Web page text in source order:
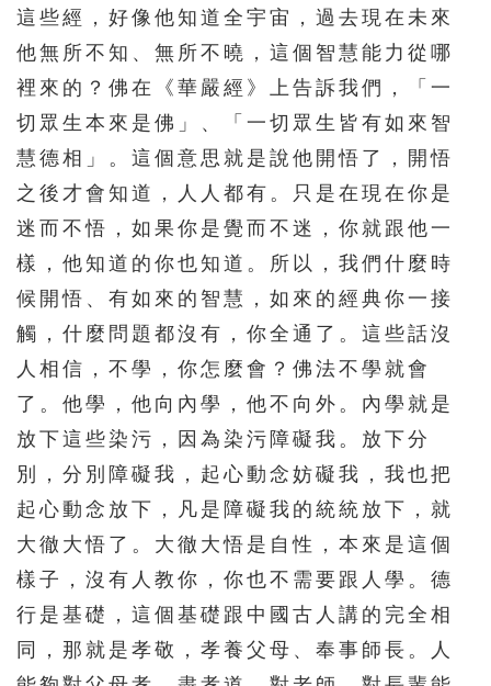
這些經，好像他知道全宇宙，過去現在未來
他無所不知、無所不曉，這個智慧能力從哪
裡來的？佛在《華嚴經》上告訴我們，「一
切眾生本來是佛」、「一切眾生皆有如來智
慧德相」。這個意思就是說他開悟了，開悟
之後才會知道，人人都有。只是在現在你是
迷而不悟，如果你是覺而不迷，你就跟他一
樣，他知道的你也知道。所以，我們什麼時
候開悟、有如來的智慧，如來的經典你一接
觸，什麼問題都沒有，你全通了。這些話沒
人相信，不學，你怎麼會？佛法不學就會
了。他學，他向內學，他不向外。內學就是
放下這些染污，因為染污障礙我。放下分
別，分別障礙我，起心動念妨礙我，我也把
起心動念放下，凡是障礙我的統統放下，就
大徹大悟了。大徹大悟是自性，本來是這個
樣子，沒有人教你，你也不需要跟人學。德
行是基礎，這個基礎跟中國古人講的完全相
同，那就是孝敬，孝養父母、奉事師長。人